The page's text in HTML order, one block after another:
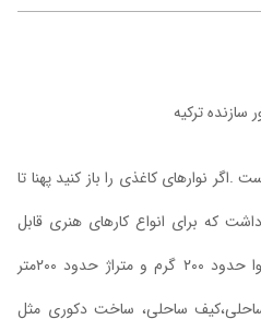
ترکیه
نرمال حدود 4،5 میل است .اگر نوارهای کاغذی را باز کنید پهنا تا
داشت که برای انواع کارهای هنری قابل
استفاده خواهد بود. وزن دوک دیوا حدود ۲۰۰ گرم و متراژ حدود ۲۰۰متر
ساحلی، ساخت دکوری مثل